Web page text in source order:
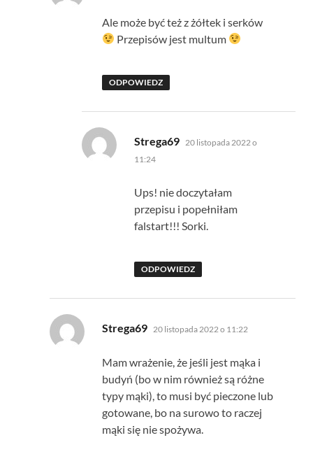
Ale może być też z żółtek i serków
Przepisów jest multum
ODPOWIEDZ
Strega69 pisze:
20 listopada 2022 o
11:24
Ups! nie doczytałam
przepisu i popełniłam
falstart!!! Sorki.
ODPOWIEDZ
Strega69 pisze:
20 listopada 2022 o 11:22
Mam wrażenie, że jeśli jest mąka i
budyń (bo w nim również są różne
typy mąki), to musi być pieczone lub
gotowane, bo na surowo to raczej
mąki się nie spożywa.